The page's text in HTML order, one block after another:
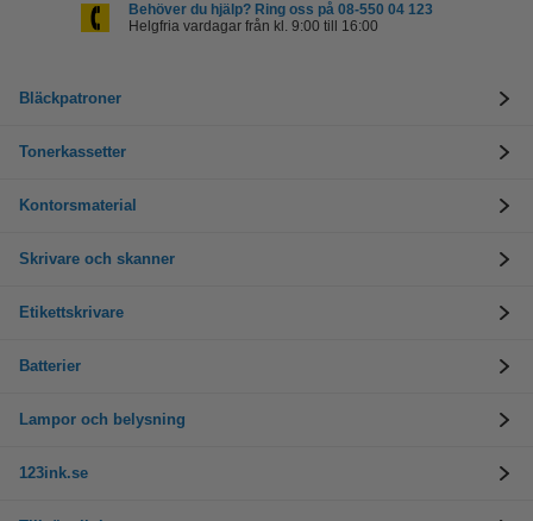
Behöver du hjälp? Ring oss på 08-550 04 123
Helgfria vardagar från kl. 9:00 till 16:00
Bläckpatroner
Tonerkassetter
Kontorsmaterial
Skrivare och skanner
Etikettskrivare
Batterier
Lampor och belysning
123ink.se